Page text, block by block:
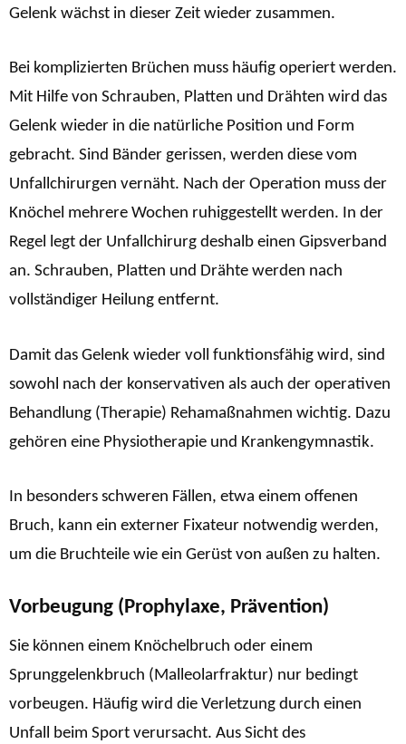
Gelenk wächst in dieser Zeit wieder zusammen.
Bei komplizierten Brüchen muss häufig operiert werden.
Mit Hilfe von Schrauben, Platten und Drähten wird das
Gelenk wieder in die natürliche Position und Form
gebracht. Sind Bänder gerissen, werden diese vom
Unfallchirurgen vernäht. Nach der Operation muss der
Knöchel mehrere Wochen ruhiggestellt werden. In der
Regel legt der Unfallchirurg deshalb einen Gipsverband
an. Schrauben, Platten und Drähte werden nach
vollständiger Heilung entfernt.
Damit das Gelenk wieder voll funktionsfähig wird, sind
sowohl nach der konservativen als auch der operativen
Behandlung (Therapie) Rehamaßnahmen wichtig. Dazu
gehören eine Physiotherapie und Krankengymnastik.
In besonders schweren Fällen, etwa einem offenen
Bruch, kann ein externer Fixateur notwendig werden,
um die Bruchteile wie ein Gerüst von außen zu halten.
Vorbeugung (Prophylaxe, Prävention)
Sie können einem Knöchelbruch oder einem
Sprunggelenkbruch (Malleolarfraktur) nur bedingt
vorbeugen. Häufig wird die Verletzung durch einen
Unfall beim Sport verursacht. Aus Sicht des